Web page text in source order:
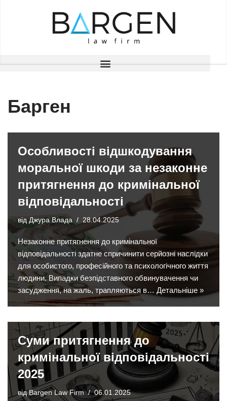
Барген
Особливості відшкодування
моральної шкоди за незаконне
притягнення до кримінальної
відповідальності
відДжура Влада 28.04.2025
Незаконне притягнення до кримінальної
відповідальності здатне спричинити серйозні наслідки
для особистого, професійного та психологічного життя
людини. Випадки безпідставного обвинувачення чи
засудження, на жаль, трапляються в… Детальніше »
Суми притягнення до
кримінальної відповідальності
2025
відBargen Law Firm 06.01.2025